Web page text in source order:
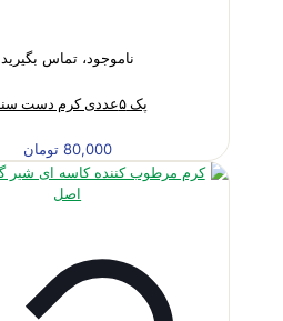
ناموجود، تماس بگیرید
پک ۵عددی کرم دست سنانا
80,000 تومان